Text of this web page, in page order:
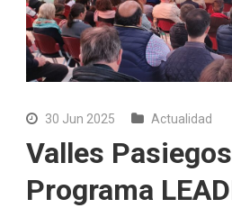
30 Jun 2025 Actualidad
Valles
Programa